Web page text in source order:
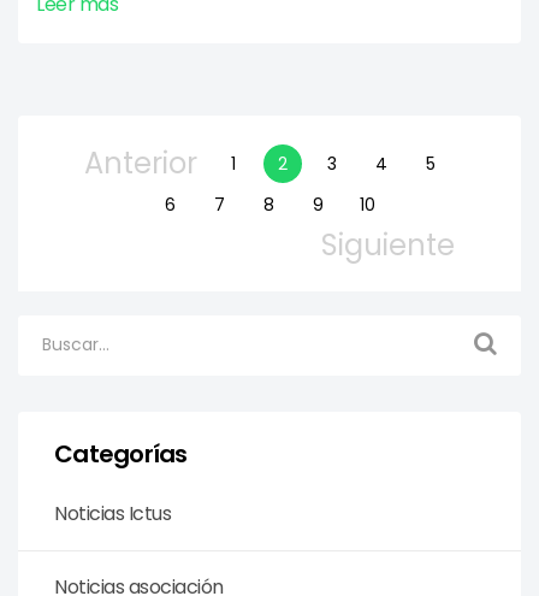
Anterior 1 2 3 4
5
6
7 8 9 10
Siguiente
Categorías
Noticias Ictus
Noticias asociación